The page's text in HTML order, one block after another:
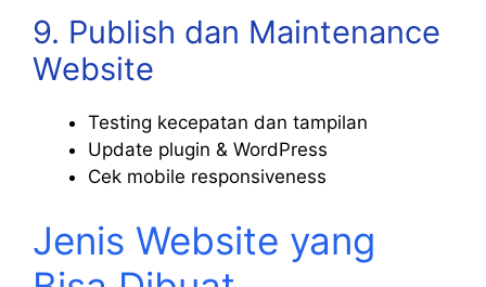
9. Publish dan Maintenance
Website
Testing kecepatan dan tampilan
Update plugin & WordPress
Cek mobile responsiveness
Jenis Website yang